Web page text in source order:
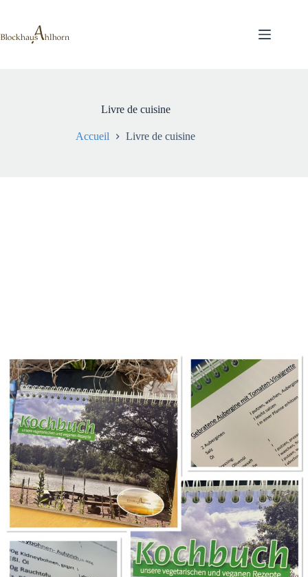
Livre de cuisine
Accueil Livre de cuisine